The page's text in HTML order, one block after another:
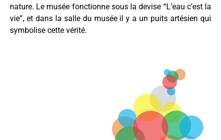
nature. Le musée fonctionne sous la devise “L’eau c’est la
vie”, et dans la salle du musée il y a un puits artésien qui
symbolise cette vérité.